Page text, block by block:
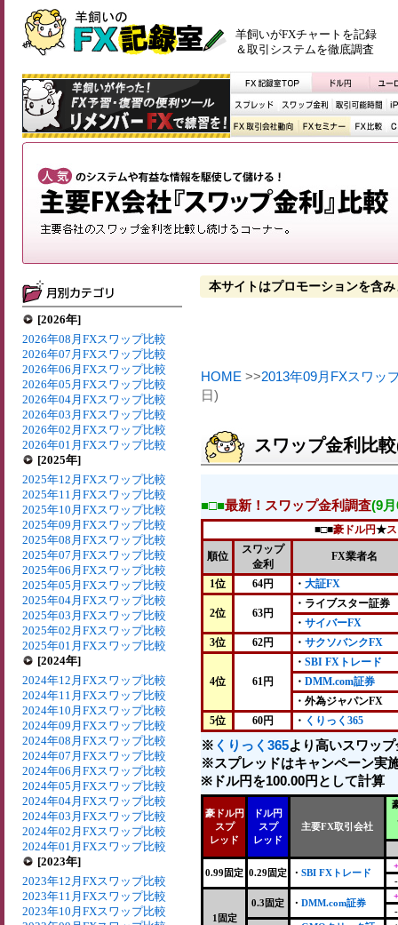
羊飼いがFXチャートを記録
＆取引システムを徹底調査
[2026年]
2026年08月FXスワップ比較
2026年07月FXスワップ比較
2026年06月FXスワップ比較
2026年05月FXスワップ比較
2026年04月FXスワップ比較
2026年03月FXスワップ比較
2026年02月FXスワップ比較
2026年01月FXスワップ比較
[2025年]
2025年12月FXスワップ比較
2025年11月FXスワップ比較
2025年10月FXスワップ比較
2025年09月FXスワップ比較
2025年08月FXスワップ比較
2025年07月FXスワップ比較
2025年06月FXスワップ比較
2025年05月FXスワップ比較
2025年04月FXスワップ比較
2025年03月FXスワップ比較
2025年02月FXスワップ比較
2025年01月FXスワップ比較
[2024年]
2024年12月FXスワップ比較
2024年11月FXスワップ比較
2024年10月FXスワップ比較
2024年09月FXスワップ比較
2024年08月FXスワップ比較
2024年07月FXスワップ比較
2024年06月FXスワップ比較
2024年05月FXスワップ比較
2024年04月FXスワップ比較
2024年03月FXスワップ比較
2024年02月FXスワップ比較
2024年01月FXスワップ比較
[2023年]
2023年12月FXスワップ比較
2023年11月FXスワップ比較
2023年10月FXスワップ比較
本サイトはプロモーションを含み
HOME >>2013年09月FXスワッ
日)
スワップ金利比
■□■最新！スワップ金利調査(9
■□■豪ドル円★
順位
スワップ
金利
FX業者名
1位 64円 ・ 大証FX
2位 63円
・ライブスター証券
・ サイバーFX
3位
62円 ・ サクソバンクFX
4位 61円
・ SBI FXトレード
・ DMM.com証券
・ 外為ジャパンFX
5位
60円 ・ くりっく365
※ くりっく365より高いスワッ
※スプレッドはキャンペーン実
※ドル円を100.00円として計算
豪ドル円
スプ
レッド
ドル円
スプ
レッド
主要FX取引会社
0.99固定 0.29固定 ・ SBI FXトレード
1固定
0.3固定 ・ DMM.com証券